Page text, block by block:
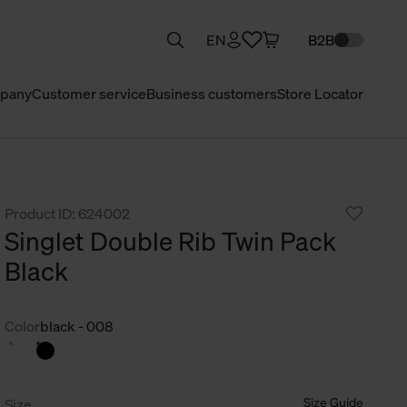
Customer serviceBusiness customersStore Locator
EN B2B
Product ID: 624002
Singlet Double Rib Twin Pack
Black
Colorblack - 008
Size Guide